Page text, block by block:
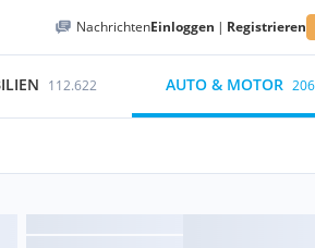
NachrichtenEinloggen | Registrieren
112.622 AUTO & MOTOR